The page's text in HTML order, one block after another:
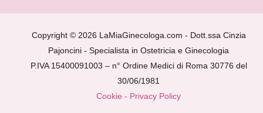
Copyright © 2026 LaMiaGinecologa.com - Dott.ssa Cinzia
Pajoncini - Specialista in Ostetricia e Ginecologia
P.IVA 15400091003 – n° Ordine Medici di Roma 30776 del
30/06/1981
Cookie - Privacy Policy